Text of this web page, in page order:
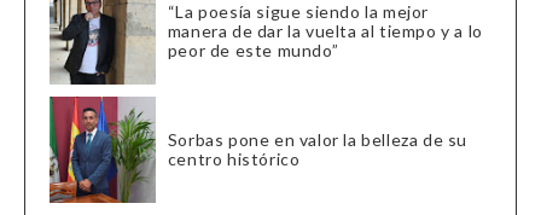
“La poesía sigue siendo la mejor
manera de dar la vuelta al tiempo y a lo
peor de este mundo”
Sorbas pone en valor la belleza de su
centro histórico